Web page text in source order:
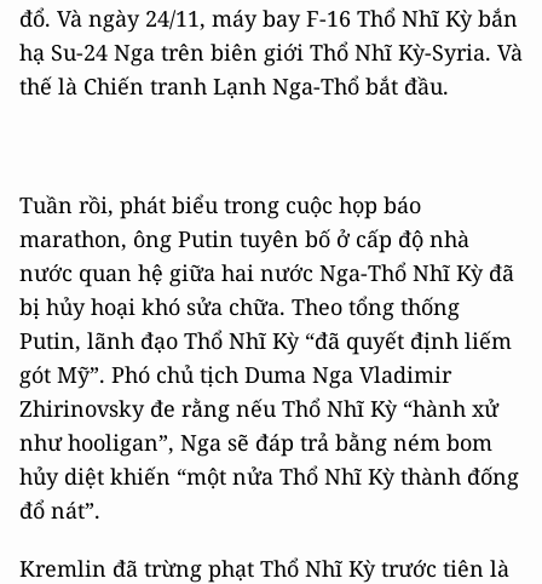
đổ. Và ngày 24/11, máy bay F-16 Thổ Nhĩ Kỳ bắn
hạ Su-24 Nga trên biên giới Thổ Nhĩ Kỳ-Syria. Và
thế là Chiến tranh Lạnh Nga-Thổ bắt đầu.
Tuần rồi, phát biểu trong cuộc họp báo
marathon, ông Putin tuyên bố ở cấp độ nhà
nước quan hệ giữa hai nước Nga-Thổ Nhĩ Kỳ đã
bị hủy hoại khó sửa chữa. Theo tổng thống
Putin, lãnh đạo Thổ Nhĩ Kỳ “đã quyết định liếm
gót Mỹ”. Phó chủ tịch Duma Nga Vladimir
Zhirinovsky đe rằng nếu Thổ Nhĩ Kỳ “hành xử
như hooligan”, Nga sẽ đáp trả bằng ném bom
hủy diệt khiến “một nửa Thổ Nhĩ Kỳ thành đống
đổ nát”.
Kremlin đã trừng phạt Thổ Nhĩ Kỳ trước tiên là